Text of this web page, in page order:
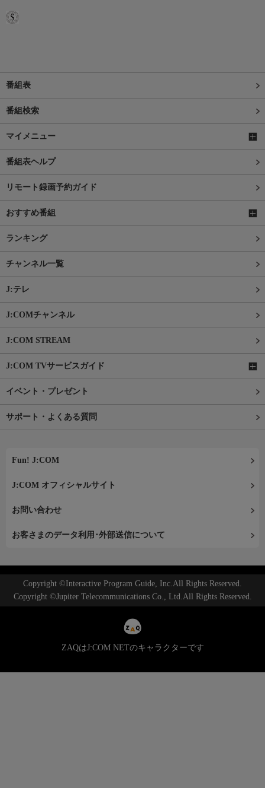
番組表
番組検索
マイメニュー
番組表ヘルプ
リモート録画予約ガイド
おすすめ番組
ランキング
チャンネル一覧
J:テレ
J:COMチャンネル
J:COM STREAM
J:COM TVサービスガイド
イベント・プレゼント
サポート・よくある質問
Fun! J:COM
J:COM オフィシャルサイト
お問い合わせ
お客さまのデータ利用･外部送信について
Copyright ©Interactive Program Guide, Inc.All Rights Reserved.
Copyright ©Jupiter Telecommunications Co., Ltd.All Rights Reserved.
ZAQはJ:COM NETのキャラクターです